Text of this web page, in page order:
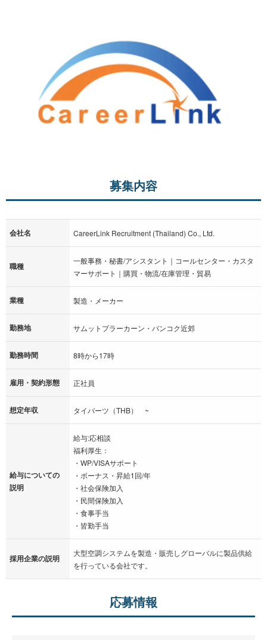
募集内容
会社名 CareerLink Recruitment (Thailand) Co., Ltd.
職種
一般事務・秘書/アシスタント｜コールセンター・カスタ
マーサポート｜購買・物流/在庫管理・貿易
業種 製造・メーカー
勤務地 サムットプラーカーン・バンコク近郊
勤務時間 8時から17時
雇用・契約形態 正社員
想定年収 タイバーツ（THB） ~
給与についての
説明
給与:応相談
福利厚生：
・WP/VISAサポート
・ボーナス・昇給1回/年
・社会保険加入
・民間保険加入
・食事手当
・皆勤手当
採用企業の説明
大型空調システムを製造・販売しグローバルに製品供給
を行っている会社です。
応募情報